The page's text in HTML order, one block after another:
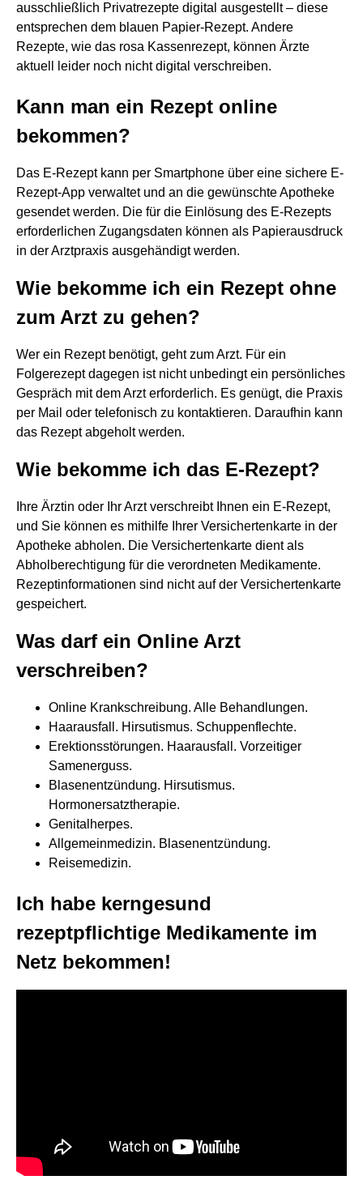
ausschließlich Privatrezepte digital ausgestellt – diese
entsprechen dem blauen Papier-Rezept. Andere
Rezepte, wie das rosa Kassenrezept, können Ärzte
aktuell leider noch nicht digital verschreiben.
Kann man ein Rezept online
bekommen?
Das E-Rezept kann per Smartphone über eine sichere E-
Rezept-App verwaltet und an die gewünschte Apotheke
gesendet werden. Die für die Einlösung des E-Rezepts
erforderlichen Zugangsdaten können als Papierausdruck
in der Arztpraxis ausgehändigt werden.
Wie bekomme ich ein Rezept ohne
zum Arzt zu gehen?
Wer ein Rezept benötigt, geht zum Arzt. Für ein
Folgerezept dagegen ist nicht unbedingt ein persönliches
Gespräch mit dem Arzt erforderlich. Es genügt, die Praxis
per Mail oder telefonisch zu kontaktieren. Daraufhin kann
das Rezept abgeholt werden.
Wie bekomme ich das E-Rezept?
Ihre Ärztin oder Ihr Arzt verschreibt Ihnen ein E-Rezept,
und Sie können es mithilfe Ihrer Versichertenkarte in der
Apotheke abholen. Die Versichertenkarte dient als
Abholberechtigung für die verordneten Medikamente.
Rezeptinformationen sind nicht auf der Versichertenkarte
gespeichert.
Was darf ein Online Arzt
verschreiben?
Online Krankschreibung. Alle Behandlungen.
Haarausfall. Hirsutismus. Schuppenflechte.
Erektionsstörungen. Haarausfall. Vorzeitiger
Samenerguss.
Blasenentzündung. Hirsutismus.
Hormonersatztherapie.
Genitalherpes.
Allgemeinmedizin. Blasenentzündung.
Reisemedizin.
Ich habe kerngesund
rezeptpflichtige Medikamente im
Netz bekommen!